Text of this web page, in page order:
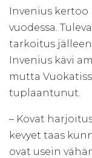
Invenius
vuodessa.
tarkoitus
Invenius kävi
mutta
tuplaantunut.
– Kovat
kevyet taas
ovat usein